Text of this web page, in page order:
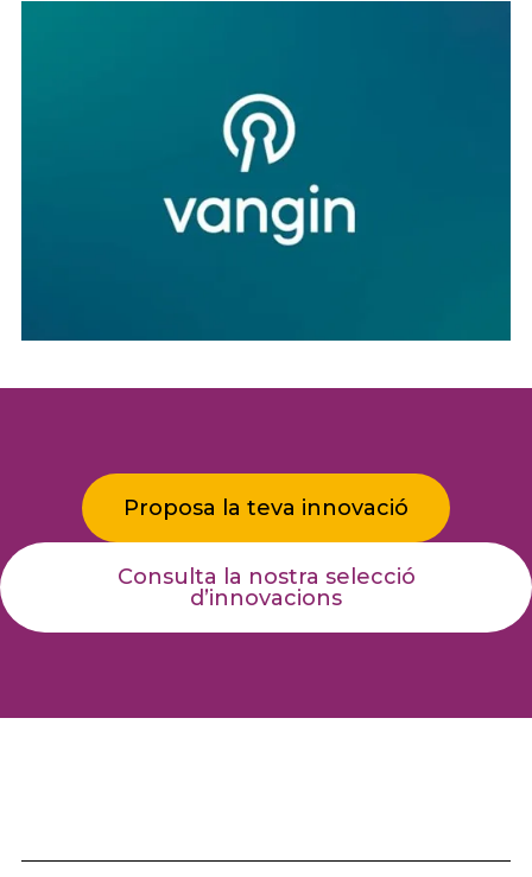
Proposa la teva innovació
Consulta la nostra selecció
d’innovacions